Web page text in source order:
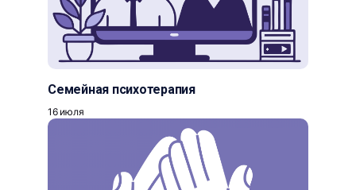
Семейная психотерапия
16 июля